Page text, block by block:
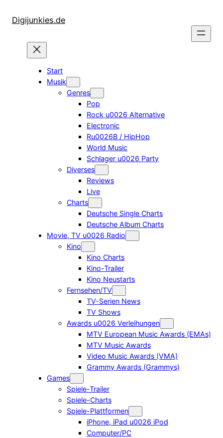
InhaltDigijunkies.de
Start
Musik
Genres
Pop
Rock u0026 Alternative
Electronic
Ru0026B / HipHop
World Music
Schlager u0026 Party
Diverses
Reviews
Live
Charts
Deutsche Single Charts
Deutsche Album Charts
Movie, TV u0026 Radio
Kino
Kino Charts
Kino-Trailer
Kino Neustarts
Fernsehen/TV
TV-Serien News
TV Shows
Awards u0026 Verleihungen
MTV European Music Awards (EMAs)
MTV Music Awards
Video Music Awards (VMA)
Grammy Awards (Grammys)
Games
Spiele-Trailer
Spiele-Charts
Spiele-Plattformen
iPhone, iPad u0026 iPod
Computer/PC